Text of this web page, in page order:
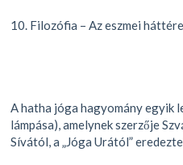
10. Filozófia – Az eszmei
A hatha jóga hagyomány egyik
lámpása), amelynek szerzője
Sívától, a „Jóga Urától”